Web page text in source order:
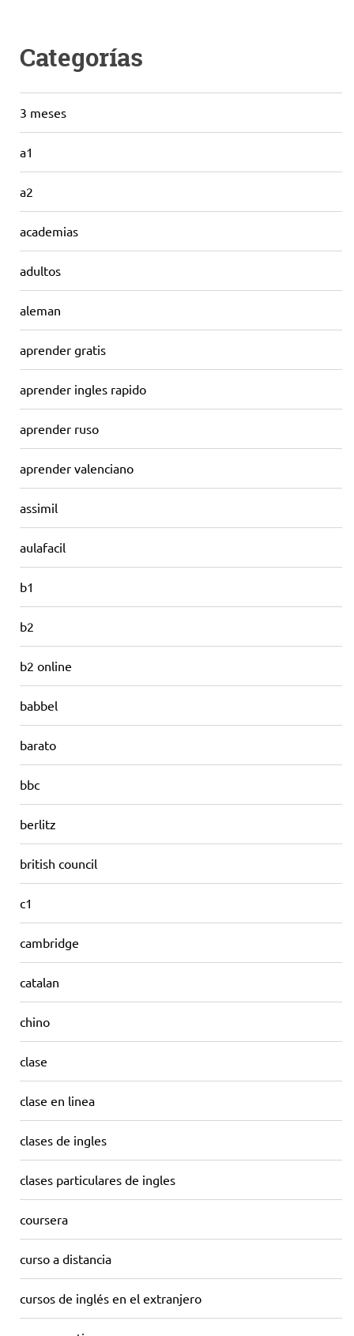
Categorías
3 meses
a1
a2
academias
adultos
aleman
aprender gratis
aprender ingles rapido
aprender ruso
aprender valenciano
assimil
aulafacil
b1
b2
b2 online
babbel
barato
bbc
berlitz
british council
c1
cambridge
catalan
chino
clase
clase en linea
clases de ingles
clases particulares de ingles
coursera
curso a distancia
cursos de inglés en el extranjero